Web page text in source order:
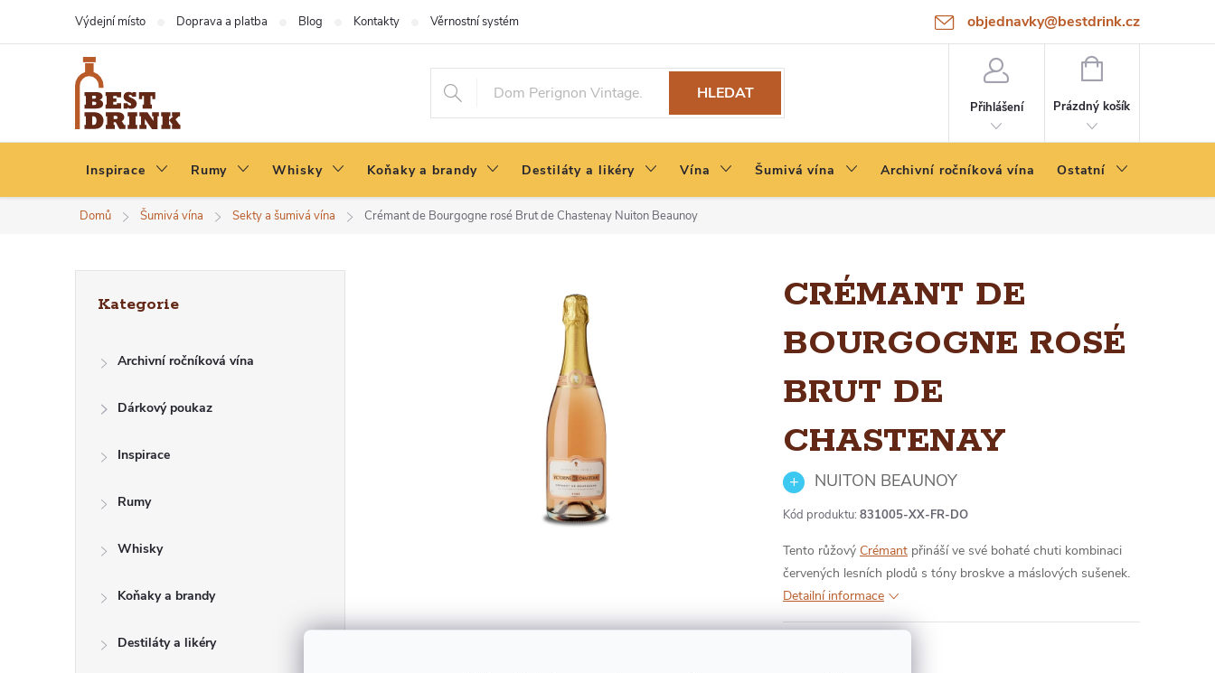
objednavky@bestdrink.cz
Výdejní místo Doprava a platba Blog Kontakty Věrnostní systém
HLEDAT
Přihlášení
NÁKUPNÍ
Prázdný košík
Inspirace Rumy Whisky Koňaky a brandy Destiláty a likéry Vína Šumivá vína Archivní ročníková vína Ostatní
Domů Šumivá vína Sekty a šumivá vína Crémant de Bourgogne rosé Brut de Chastenay Nuiton Beaunoy
kategorie
Kategorie
Archivní ročníková vína
Dárkový poukaz
Inspirace
Rumy
Whisky
Koňaky a brandy
Destiláty a likéry
CRÉMANT DE
BOURGOGNE ROSÉ
BRUT DE
CHASTENAY
NUITON BEAUNOY
Kód produktu: 831005-XX-FR-DO
Tento růžový Crémant přináší ve své bohaté chuti kombinaci
červených lesních plodů s tóny broskve a máslových sušenek.
Detailní informace